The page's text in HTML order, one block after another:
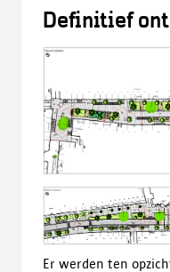
Definitief
Er werden ten